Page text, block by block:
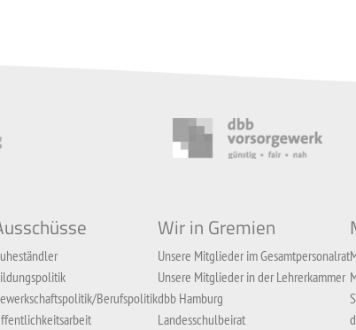
Berufspolitik
Wir in Gremien
Unsere Mitglieder im Gesamtpersonalrat
Unsere Mitglieder in der Lehrerkammer
dbb Hamburg
Landesschulbeirat